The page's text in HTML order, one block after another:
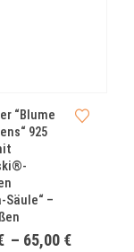
“Blume
925
Säule“ –
– 65,00 €